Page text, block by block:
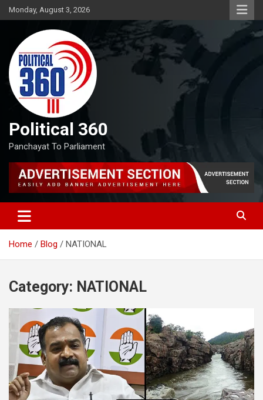
Skip
to
Monday, August 3, 2026
Political 360
Panchayat To Parliament
Home Blog NATIONAL
Category: NATIONAL